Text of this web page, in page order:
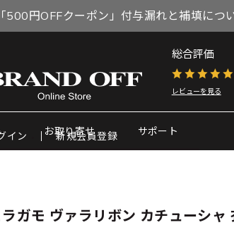
500円OFFクーポン」付与漏れと補填につ
総合評価
レビューを見る
お取り寄せ サポート
イン 新規会員登録
ガモ ヴァラリボン カチューシャ